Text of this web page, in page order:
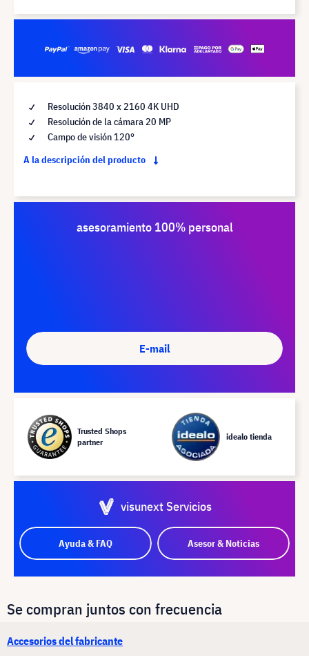
Resolución 3840 x 2160 4K UHD
Resolución de la cámara 20 MP
Campo de visión 120°
A la descripción del producto
asesoramiento 100% personal
E-mail
Trusted Shops
partner
idealo tienda
visunext Servicios
Ayuda & FAQ Asesor & Noticias
Se compran juntos con frecuencia
Accesorios del fabricante